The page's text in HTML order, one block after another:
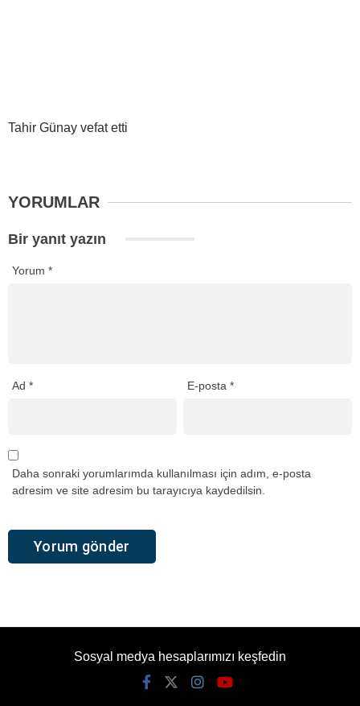
Tahir Günay vefat etti
YORUMLAR
Bir yanıt yazın
Yorum *
Ad * E-posta*
Daha sonraki yorumlarımda kullanılması için adım, e-posta
adresim ve site adresim bu tarayıcıya kaydedilsin.
Sosyal medya hesaplarımızı keşfedin